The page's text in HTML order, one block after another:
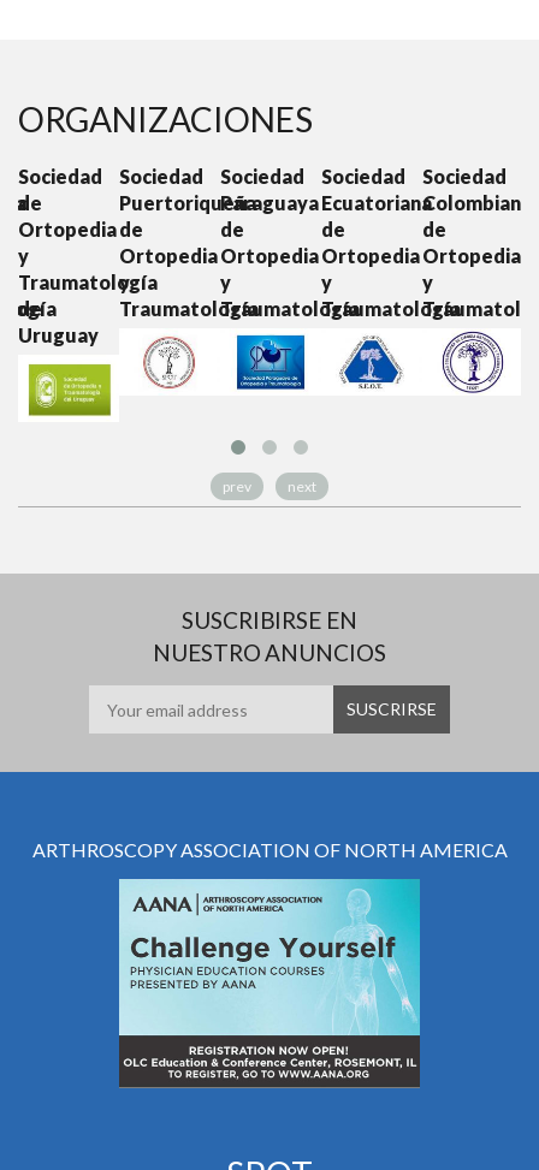
ORGANIZACIONES
Sociedad
de
Ortopedia
y
Traumatología
de
Uruguay
Sociedad
Puertoriqueña
de
Ortopedia
y
Traumatología
Sociedad
Paraguaya
de
Ortopedia
y
Traumatología
Sociedad
Ecuatoriana
de
Ortopedia
y
Traumatología
Sociedad
Colombiana
de
Ortopedia
y
prev next
SUSCRIBIRSE EN
NUESTRO ANUNCIOS
ARTHROSCOPY ASSOCIATION OF NORTH AMERICA